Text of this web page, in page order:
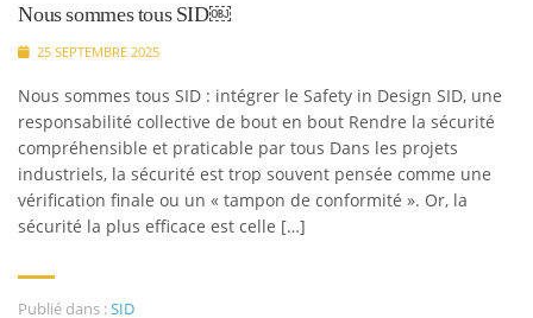
Nous sommes tous SID￼
25 SEPTEMBRE 2025
Nous sommes tous SID : intégrer le Safety in Design SID, une
responsabilité collective de bout en bout Rendre la sécurité
compréhensible et praticable par tous Dans les projets
industriels, la sécurité est trop souvent pensée comme une
vérification finale ou un « tampon de conformité ». Or, la
sécurité la plus efficace est celle […]
Publié dans :SID